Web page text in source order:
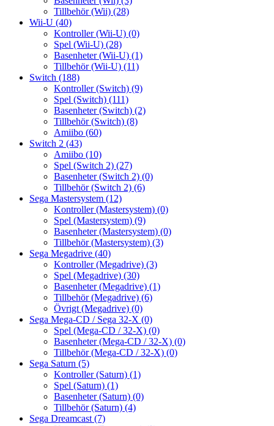
Tillbehör (Wii) (28)
Wii-U (40)
Kontroller (Wii-U) (0)
Spel (Wii-U) (28)
Basenheter (Wii-U) (1)
Tillbehör (Wii-U) (11)
Switch (188)
Kontroller (Switch) (9)
Spel (Switch) (111)
Basenheter (Switch) (2)
Tillbehör (Switch) (8)
Amiibo (60)
Switch 2 (43)
Amiibo (10)
Spel (Switch 2) (27)
Basenheter (Switch 2) (0)
Tillbehör (Switch 2) (6)
Sega Mastersystem (12)
Kontroller (Mastersystem) (0)
Spel (Mastersystem) (9)
Basenheter (Mastersystem) (0)
Tillbehör (Mastersystem) (3)
Sega Megadrive (40)
Kontroller (Megadrive) (3)
Spel (Megadrive) (30)
Basenheter (Megadrive) (1)
Tillbehör (Megadrive) (6)
Övrigt (Megadrive) (0)
Sega Mega-CD / Sega 32-X (0)
Spel (Mega-CD / 32-X) (0)
Basenheter (Mega-CD / 32-X) (0)
Tillbehör (Mega-CD / 32-X) (0)
Sega Saturn (5)
Kontroller (Saturn) (1)
Spel (Saturn) (1)
Basenheter (Saturn) (0)
Tillbehör (Saturn) (4)
Sega Dreamcast (7)